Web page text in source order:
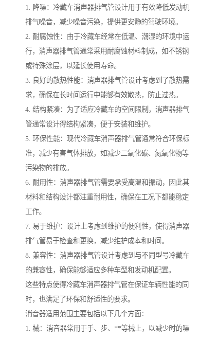
1. 降噪：冷藏车消声器排气管设计用于有效降低发动机
排气噪音，减少噪音污染，提供更安静的驾驶环境。
2. 耐腐蚀性：由于冷藏车经常在低温、潮湿的环境中运
行，消声器排气管通常采用耐腐蚀材料制成，如不锈钢
或特殊涂层，以延长使用寿命。
3. 良好的散热性能：消声器排气管设计考虑到了散热需
求，确保在长时间运行中能够有效散热，防止过热。
4. 结构紧凑：为了适应冷藏车的空间限制，消声器排气
管通常设计得结构紧凑，便于安装和维护。
5. 环保性能：现代冷藏车消声器排气管通常符合环保标
准，减少有害气体排放，如减少二氧化碳、氮氧化物等
污染物的排放。
6. 耐用性：消声器排气管需要承受高温和振动，因此其
材料和结构设计都注重耐用性，确保在工况下都能稳定
工作。
7. 易于维护：设计上考虑到维护的便利性，使得消声器
排气管易于检查和更换，减少维护成本和时间。
8. 兼容性：消声器排气管设计考虑到与不同型号冷藏车
的兼容性，确保能够适应多种车型和发动机配置。
这些特点使得冷藏车消声器排气管在保证车辆性能的同
时，也满足了环保和舒适性的要求。
消音器适用范围主要包括以下几个方面：
1. 械：消音器常用于手、步、**等械上，以减少时的噪